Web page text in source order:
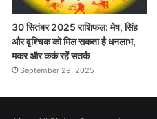
30 सितंबर 2025 राशिफल: मेष, सिंह
और वृश्चिक को मिल सकता है धनलाभ,
मकर और कर्क रहें सतर्क
September 29, 2025